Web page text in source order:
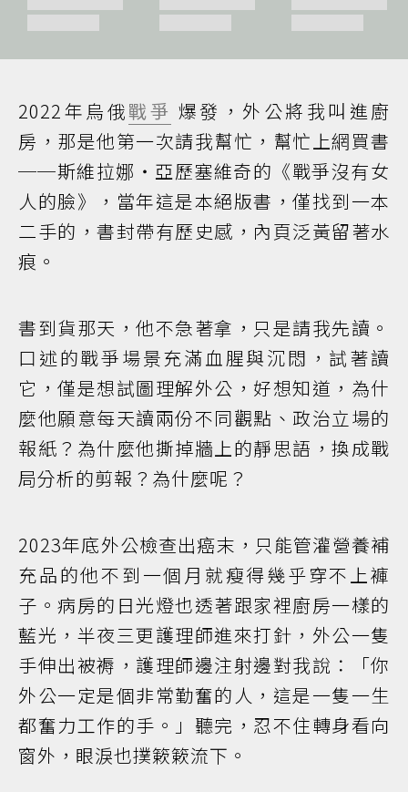
2022年烏俄戰爭 爆發，外公將我叫進廚
房，那是他第一次請我幫忙，幫忙上網買書
──斯維拉娜‧亞歷塞維奇的《戰爭沒有女
人的臉》，當年這是本絕版書，僅找到一本
二手的，書封帶有歷史感，內頁泛黃留著水
痕。
書到貨那天，他不急著拿，只是請我先讀。
口述的戰爭場景充滿血腥與沉悶，試著讀
它，僅是想試圖理解外公，好想知道，為什
麼他願意每天讀兩份不同觀點、政治立場的
報紙？為什麼他撕掉牆上的靜思語，換成戰
局分析的剪報？為什麼呢？
2023年底外公檢查出癌末，只能管灌營養補
充品的他不到一個月就瘦得幾乎穿不上褲
子。病房的日光燈也透著跟家裡廚房一樣的
藍光，半夜三更護理師進來打針，外公一隻
手伸出被褥，護理師邊注射邊對我說：「你
外公一定是個非常勤奮的人，這是一隻一生
都奮力工作的手。」聽完，忍不住轉身看向
窗外，眼淚也撲簌簌流下。